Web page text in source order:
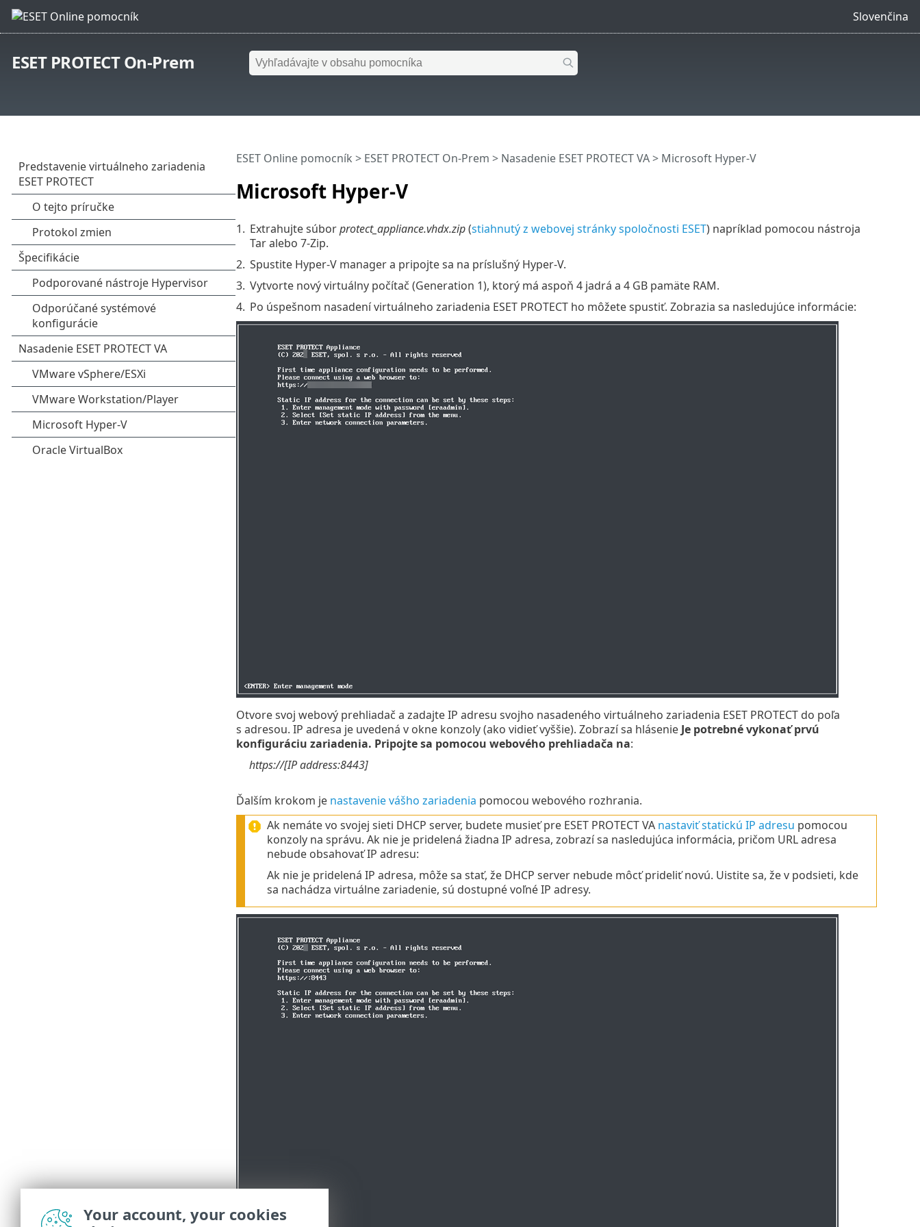
Slovenčina
ESET PROTECT On-Prem
Microsoft Hyper-V
ESET Online pomocník > ESET PROTECT On-Prem > Nasadenie ESET PROTECT VA> Microsoft Hyper-V
1. Extrahujte súborprotect_appliance.vhdx.zip(stiahnutý z webovej stránky spoločnosti ESET) napríklad pomocou nástroja
Tar alebo 7‑Zip.
2. Spustite Hyper-V manager a pripojte sa na príslušný Hyper-V.
3. Vytvorte nový virtuálny počítač (Generation 1), ktorý má aspoň 4 jadrá a 4 GB pamäte RAM.
4. Po úspešnom nasadení virtuálneho zariadenia ESET PROTECT ho môžete spustiť. Zobrazia sa nasledujúce informácie:
Otvore svoj webový prehliadač a zadajte IP adresu svojho nasadeného virtuálneho zariadenia ESET PROTECT do poľa
s adresou. IP adresa je uvedená v okne konzoly (ako vidieť vyššie). Zobrazí sa hlásenie Je potrebné vykonať prvú
konfiguráciu zariadenia. Pripojte sa pomocou webového prehliadača na:
https://[IP address:8443]
Ďalším krokom je nastavenie vášho zariadenia pomocou webového rozhrania.
Ak nemáte vo svojej sieti DHCP server, budete musieť pre ESET PROTECT VA nastaviť statickú IP adresu pomocou
konzoly na správu. Ak nie je pridelená žiadna IP adresa, zobrazí sa nasledujúca informácia, pričom URL adresa
nebude obsahovať IP adresu:
Ak nie je pridelená IP adresa, môže sa stať, že DHCP server nebude môcť prideliť novú. Uistite sa, že v podsieti, kde
sa nachádza virtuálne zariadenie, sú dostupné voľné IP adresy.
Your account, your cookies